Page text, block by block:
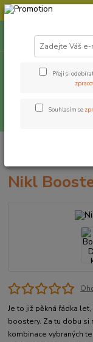
⚠️ POZOR -
Nikl Booster Devil Krill
Nikl
Je to již pěkná řádka
boostery. Za tu dobu si
kombinace vybraných
Přeji si
Souhlasím se